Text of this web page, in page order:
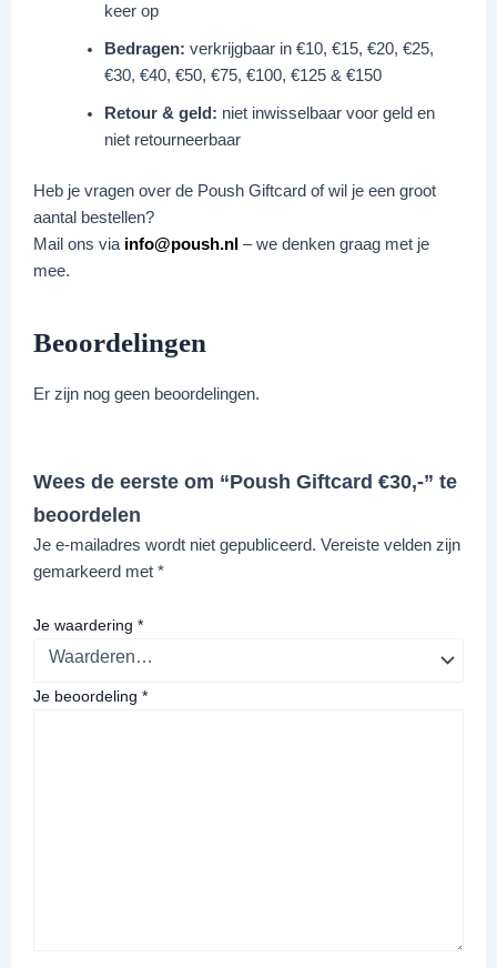
keer op
Bedragen: verkrijgbaar in €10, €15, €20, €25,
€30, €40, €50, €75, €100, €125 & €150
Retour & geld: niet inwisselbaar voor geld en
niet retourneerbaar
Heb je vragen over de Poush Giftcard of wil je een groot
aantal bestellen?
Mail ons via info@poush.nl – we denken graag met je
mee.
Beoordelingen
Er zijn nog geen beoordelingen.
Wees de eerste om “Poush Giftcard €30,-” te
beoordelen
Je e-mailadres wordt niet gepubliceerd. Vereiste velden zijn
gemarkeerd met *
Je waardering *
Je beoordeling *